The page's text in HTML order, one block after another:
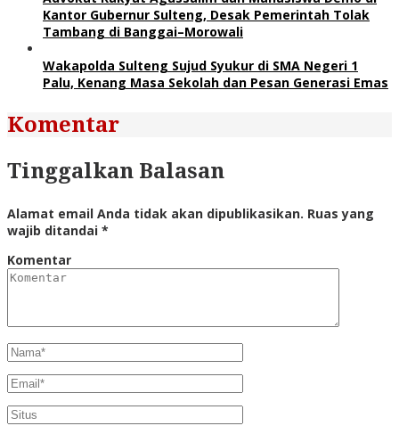
Kantor Gubernur Sulteng, Desak Pemerintah Tolak
Tambang di Banggai–Morowali
Wakapolda Sulteng Sujud Syukur di SMA Negeri 1
Palu, Kenang Masa Sekolah dan Pesan Generasi Emas
Komentar
Tinggalkan Balasan
Alamat email Anda tidak akan dipublikasikan. Ruas yang
wajib ditandai *
Komentar